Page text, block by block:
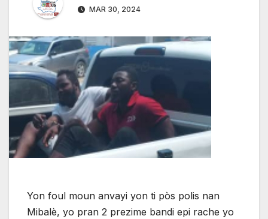
MAR 30, 2024
Yon foul moun anvayi yon ti pòs polis nan
Mibalè, yo pran 2 prezime bandi epi rache yo